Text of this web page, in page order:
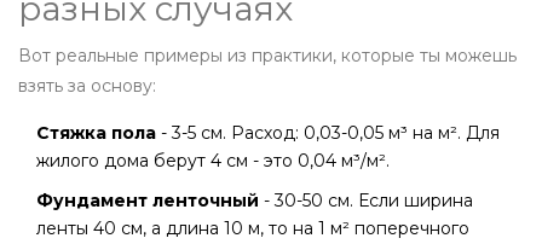
разных случаях
Вот реальные примеры из практики, которые ты можешь
взять за основу:
Стяжка пола - 3-5 см. Расход: 0,03-0,05 м³ на м². Для
жилого дома берут 4 см - это 0,04 м³/м².
Фундамент ленточный - 30-50 см. Если ширина
ленты 40 см, а длина 10 м, то на 1 м² поперечного